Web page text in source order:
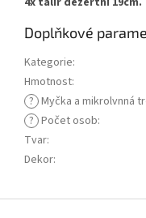
Doplňkové
Kategorie:
Hmotnost:
? Myčka a mikrolvnná
? Počet osob:
Tvar:
Dekor: